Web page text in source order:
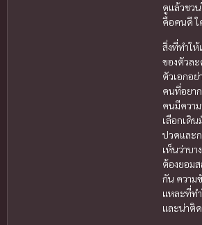
ดูแล้วชว
คือคนดี ใ
สิ่งที่ทำใ
ของตัวล
ตัวเอกอย่
คนที่อยา
คนมีควา
เลือกเดิ
ปวดและก
เห็นว่าบา
ต้องยอม
กัน ความ
แหละที่ทำ
และน่าติ